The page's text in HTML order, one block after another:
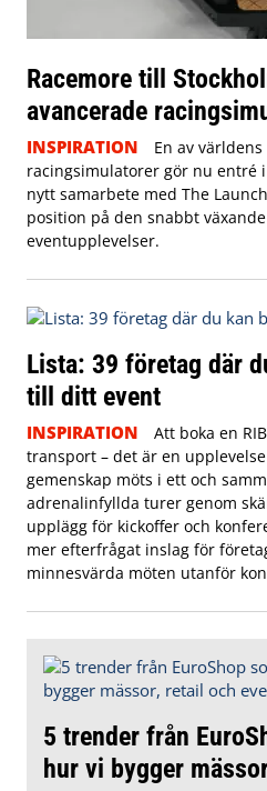
Racemore till
avancerade
INSPIRATION
En av
racingsimulatorer gör nu entré
nytt samarbete med The
position på den snabbt
eventupplevelser.
Lista: 39 företag där
till ditt event
INSPIRATION
Att boka en
transport – det är en
gemenskap möts i ett och
adrenalinfyllda turer genom
upplägg för kickoffer och
mer efterfrågat inslag för
minnesvärda möten utanför
5 trender från
hur vi bygger